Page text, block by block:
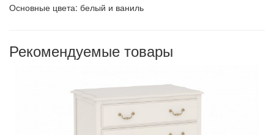
Основные цвета: белый и ваниль
Рекомендуемые товары